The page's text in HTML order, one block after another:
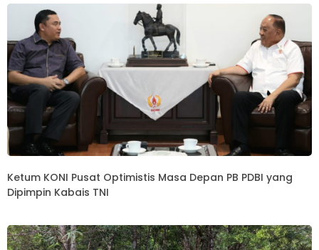
Ketum KONI Pusat Optimistis Masa Depan PB PDBI yang
Dipimpin Kabais TNI